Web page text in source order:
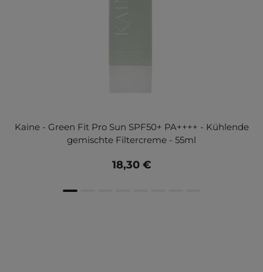
Kaine - Green Fit Pro Sun SPF50+ PA++++ - Kühlende
gemischte Filtercreme - 55ml
18,30 €